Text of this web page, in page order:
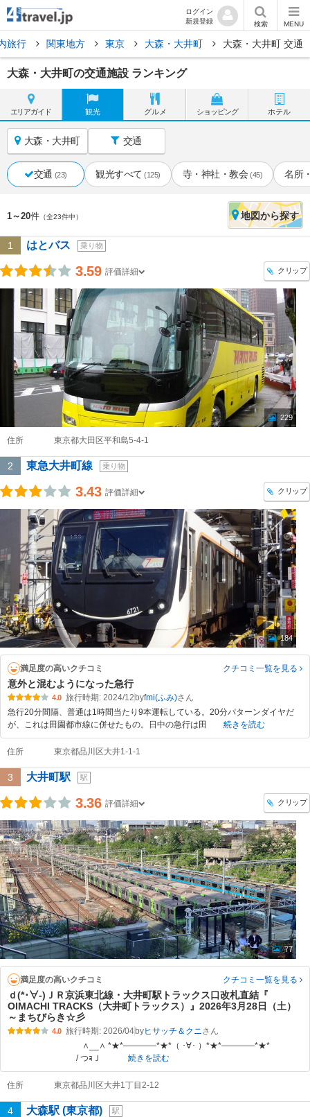
ログイン
新規登録
検索 MENU
旅行 関東地方 東京 大森・大井町 大森・大井町 交通
大森・大井町の交通施設 ランキング
エリアガイド 観光 グルメ ショッピング ホテル
大森・大井町 交通
交通 (23) 観光すべて (125) 寺・神社・教会 (45) 名所
1～20件 （全23件中） 地図から探す
1 はとバス 乗り物
3.59 評価詳細 クリップ
229
住所 東京都大田区平和島5-4-1
2 東急大井町線 乗り物
3.43 評価詳細 クリップ
184
満足度の高いクチコミ クチコミ一覧を見る
意外と混むようになった急行
4.0 旅行時期: 2024/12 byfmi(ふみ)
急行20分間隔、普通は1時間当たり9本運転している。20分パターンダイヤだ
が、これは田園都市線に併せたもの。日中の急行は田
続きを読む
住所 東京都品川区大井1-1-1
3 大井町駅 駅
3.36 評価詳細 クリップ
77
満足度の高いクチコミ クチコミ一覧を見る
ｄ(*･∀-)ＪＲ京浜東北線・大井町駅トラックス口改札直結『
OIMACHI TRACKS（大井町トラックス）』2026年3月28日（土）
～まちびらき☆彡
4.0 旅行時期: 2026/04byヒサッチ＆クニ
∧__∧ *★*――――*★*（ ･∀･ ）*★*――――*★*
/ つｮＪ
続きを読む
住所 東京都品川区大井1丁目2-12
4 大森駅 (東京都) 駅